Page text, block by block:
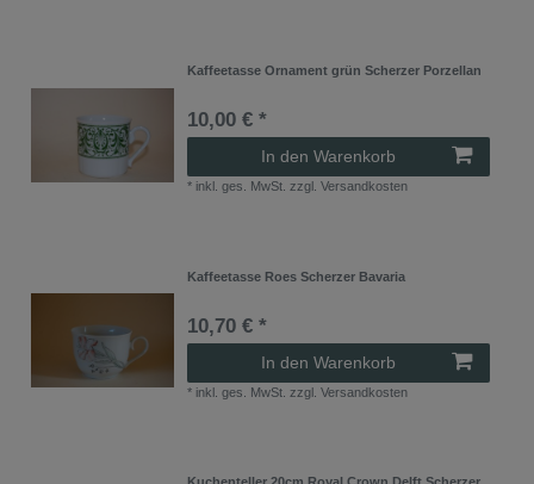
Kaffeetasse Ornament grün Scherzer Porzellan
10,00 € *
In den Warenkorb
* inkl. ges. MwSt. zzgl.Versandkosten
Kaffeetasse Roes Scherzer Bavaria
10,70 € *
In den Warenkorb
* inkl. ges. MwSt. zzgl.Versandkosten